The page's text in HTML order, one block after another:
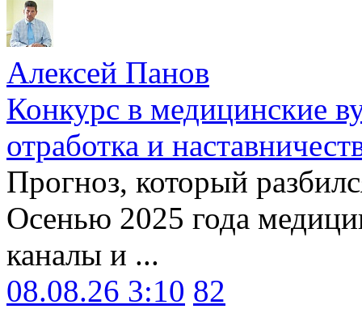
Алексей Панов
Конкурс в медицинские
отработка и
Прогноз, который
Осенью 2025 года
каналы и ...
08.08.26 3:10 82